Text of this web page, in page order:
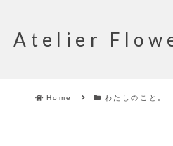
Atelier
Home わたしのこと。